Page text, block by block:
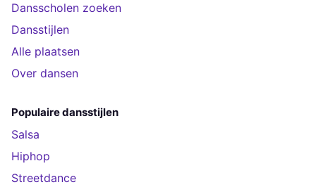
Dansscholen zoeken
Dansstijlen
Alle plaatsen
Over dansen
Populaire dansstijlen
Salsa
Hiphop
Streetdance